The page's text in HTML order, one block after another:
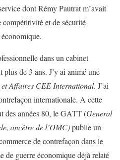
dont Rémy Pautrat m’avait
et de sécurité
dans un cabinet
plus de 3 ans. J’y ai animé une
Affaires CEE International. J’ai
internationale. A cette
des années 80, le GATT (General
ancêtre de l’OMC)publie un
de contrefaçon dans le
de guerre économique déjà relaté